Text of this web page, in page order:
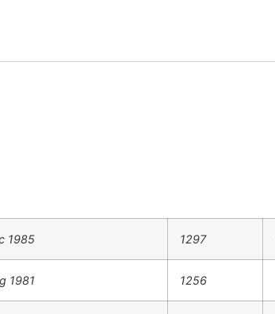
1985 1297
1981 1256